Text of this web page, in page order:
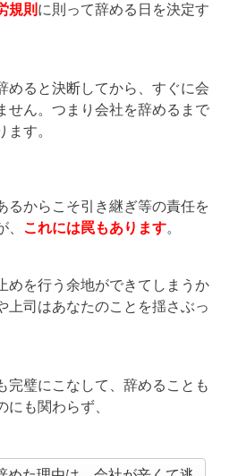
規則 に則って辞める日を決定す
めると決断してから、すぐに会
せん。つまり会社を辞めるまで
す。
るからこそ引き継ぎ等の責任を
これには罠もあります。
めを行う余地ができてしまうか
上司はあなたのことを揺さぶっ
完璧にこなして、辞めることも
も関わらず、